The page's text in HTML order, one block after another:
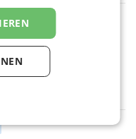
und der
Juli: Leapmotor
und
100.000er-Marke
Leapmotor einen
womit sich das